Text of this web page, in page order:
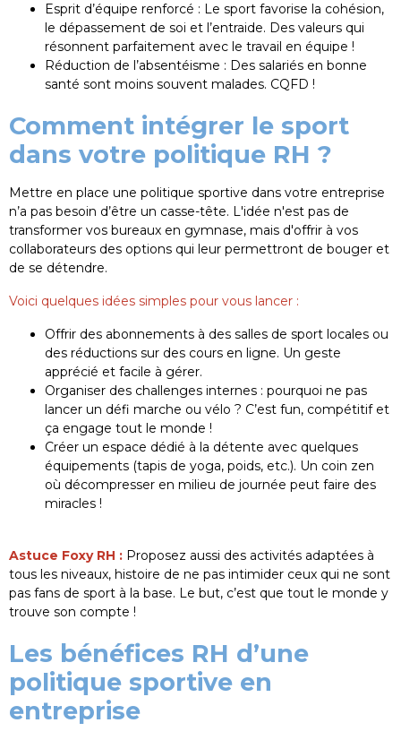
Esprit d’équipe renforcé : Le sport favorise la cohésion,
le dépassement de soi et l’entraide. Des valeurs qui
résonnent parfaitement avec le travail en équipe !
Réduction de l’absentéisme : Des salariés en bonne
santé sont moins souvent malades. CQFD !
Comment intégrer le sport
dans votre politique RH ?
Mettre en place une politique sportive dans votre entreprise
n’a pas besoin d’être un casse-tête. L'idée n'est pas de
transformer vos bureaux en gymnase, mais d'offrir à vos
collaborateurs des options qui leur permettront de bouger et
de se détendre.
Voici quelques idées simples pour vous lancer :
Offrir des abonnements à des salles de sport locales ou
des réductions sur des cours en ligne. Un geste
apprécié et facile à gérer.
Organiser des challenges internes : pourquoi ne pas
lancer un défi marche ou vélo ? C’est fun, compétitif et
ça engage tout le monde !
Créer un espace dédié à la détente avec quelques
équipements (tapis de yoga, poids, etc.). Un coin zen
où décompresser en milieu de journée peut faire des
miracles !
Astuce Foxy RH : Proposez aussi des activités adaptées à
tous les niveaux, histoire de ne pas intimider ceux qui ne sont
pas fans de sport à la base. Le but, c’est que tout le monde y
trouve son compte !
Les bénéfices RH d’une
politique sportive en
entreprise